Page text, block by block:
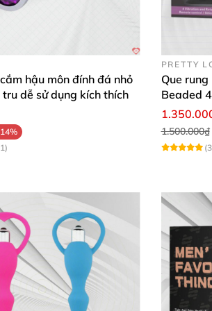
lớn để làm tăng thêm khoái cảm khi
mặnmà hơn trong khi quan hệ.
phẩm vì sẽ dễ lây bệnh tình dục.
hậu môn đính đá nhỏ
dễ sử dụng kích thích
PRETTY
Que
Beaded
xa
1.500.000₫